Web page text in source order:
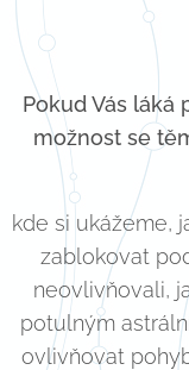
Pokud Vás láká
možnost se
kde si ukážeme,
zablokovat
neovlivňovali,
potulným
ovlivňovat